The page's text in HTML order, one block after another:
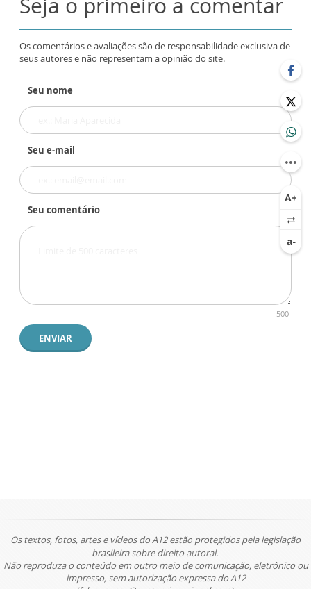
Os comentários e avaliações são de responsabilidade exclusiva de
seus autores e não representam a opinião do site.
Seu nome
Seu e-mail
Seu comentário
500
ENVIAR
Os textos, fotos, artes e vídeos do A12 estão protegidos pela legislação
brasileira sobre direito autoral.
Não reproduza o conteúdo em outro meio de comunicação, eletrônico ou
impresso, sem autorização expressa do A12